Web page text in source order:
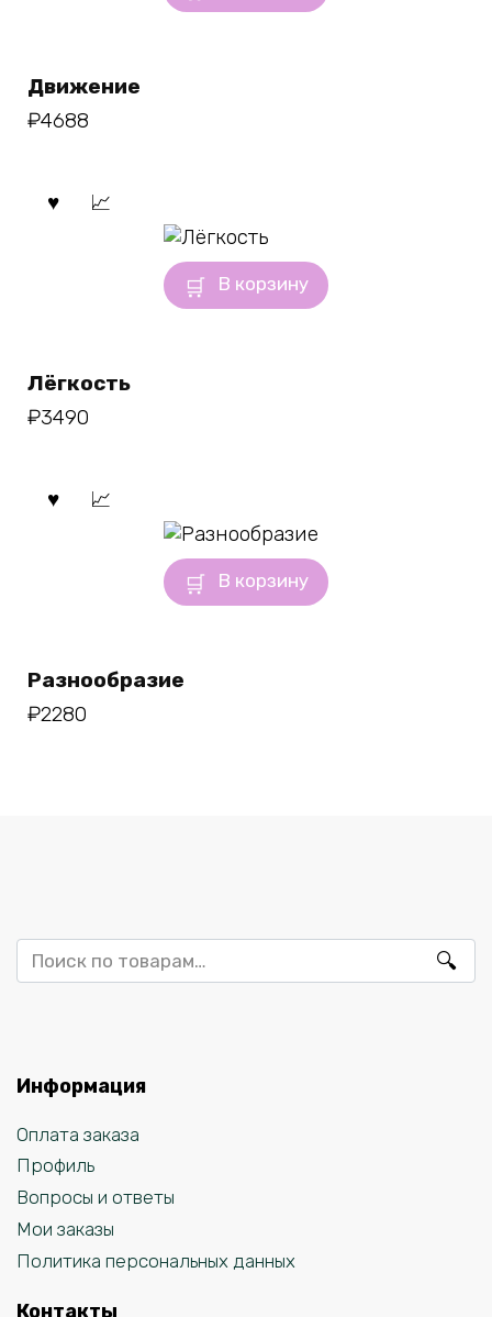
Движение
₽4688
В корзину
Лёгкость
₽3490
В корзину
Разнообразие
₽2280
Искать:
Информация
Оплата заказа
Профиль
Вопросы и ответы
Мои заказы
Политика персональных данных
Контакты